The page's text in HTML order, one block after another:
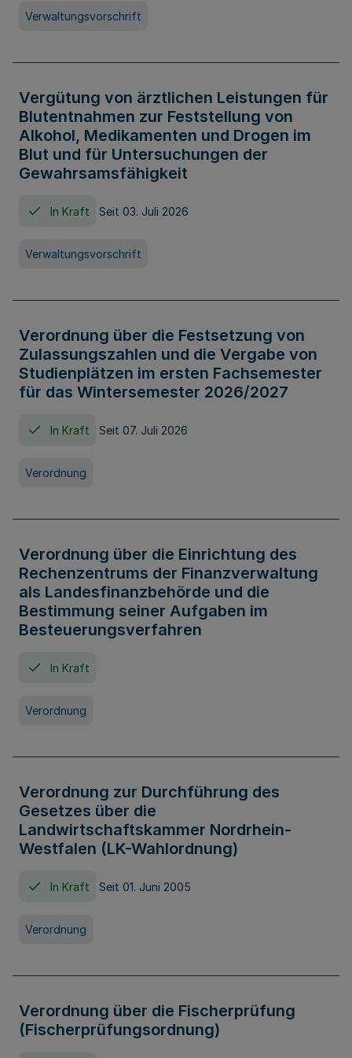
Verwaltungsvorschrift
Vergütung von ärztlichen Leistungen für
Blutentnahmen zur Feststellung von
Alkohol, Medikamenten und Drogen im
Blut und für Untersuchungen der
Gewahrsamsfähigkeit
In Kraft Seit 03. Juli 2026
Verwaltungsvorschrift
Verordnung über die Festsetzung von
Zulassungszahlen und die Vergabe von
Studienplätzen im ersten Fachsemester
für das Wintersemester 2026/2027
In Kraft Seit 07. Juli 2026
Verordnung
Verordnung über die Einrichtung des
Rechenzentrums der Finanzverwaltung
als Landesfinanzbehörde und die
Bestimmung seiner Aufgaben im
Besteuerungsverfahren
In Kraft
Verordnung
Verordnung zur Durchführung des
Gesetzes über die
Landwirtschaftskammer Nordrhein-
Westfalen (LK-Wahlordnung)
In Kraft Seit 01. Juni 2005
Verordnung
Verordnung über die Fischerprüfung
(Fischerprüfungsordnung)